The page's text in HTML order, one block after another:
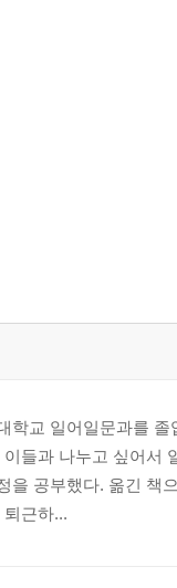
학교 일어일문과를
들과 나누고 싶어서
을 공부했다. 옮긴 책
근하...